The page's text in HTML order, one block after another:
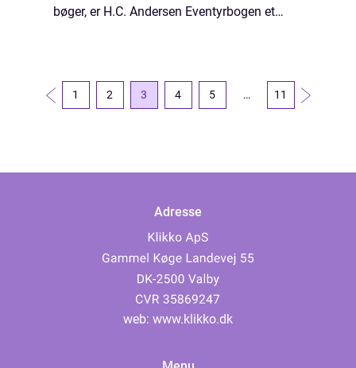
bøger, er H.C. Andersen Eventyrbogen et
1 2 3 4 5 … 11
Adresse
web: www.klikko.dk